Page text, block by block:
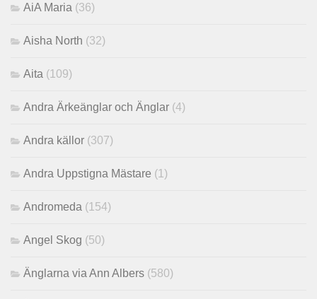
AiA Maria (36)
Aisha North (32)
Aita (109)
Andra Ärkeänglar och Änglar (4)
Andra källor (307)
Andra Uppstigna Mästare (1)
Andromeda (154)
Angel Skog (50)
Änglarna via Ann Albers (580)